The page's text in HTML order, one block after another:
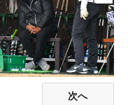
次へ